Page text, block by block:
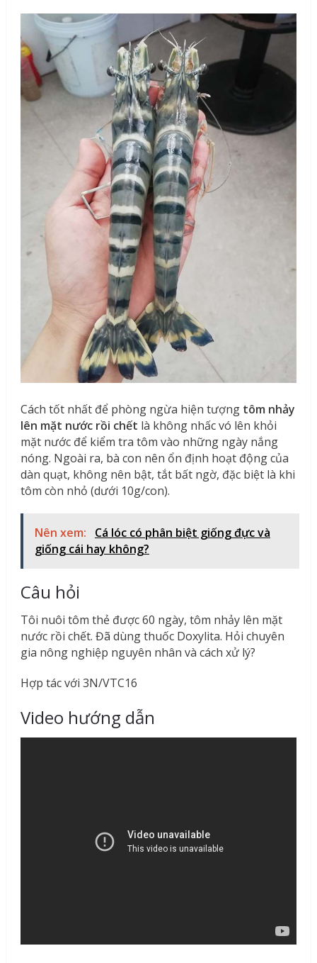
Cách tốt nhất để phòng ngừa hiện tượng tôm nhảy
lên mặt nước rồi chết là không nhấc vó lên khỏi
mặt nước để kiểm tra tôm vào những ngày nắng
nóng. Ngoài ra, bà con nên ổn định hoạt động của
dàn quạt, không nên bật, tắt bất ngờ, đặc biệt là khi
tôm còn nhỏ (dưới 10g/con).
Nên xem:
Cá lóc có phân biệt giống đực và
giống cái hay không?
Câu hỏi
Tôi nuôi tôm thẻ được 60 ngày, tôm nhảy lên mặt
nước rồi chết. Đã dùng thuốc Doxylita. Hỏi chuyên
gia nông nghiệp nguyên nhân và cách xử lý?
Hợp tác với 3N/VTC16
Video hướng dẫn